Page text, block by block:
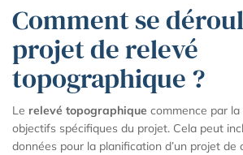
Comment se
projet de relevé
topographique ?
Le relevé topographique commence par
objectifs spécifiques du projet. Cela peut
données pour la planification d’un projet de